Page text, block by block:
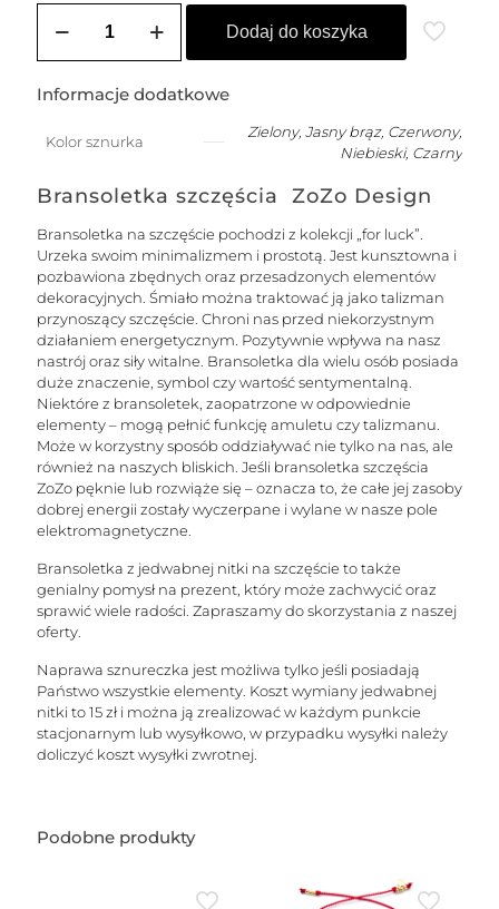
SOLE
na
łańcuszku
nitką
z
kuleczką
-
srebrna
Dodaj do koszyka
Informacje dodatkowe
Kolor sznurka
Zielony, Jasny brąz, Czerwony,
Niebieski, Czarny
Bransoletka szczęścia ZoZo Design
Bransoletka na szczęście pochodzi z kolekcji „for luck”.
Urzeka swoim minimalizmem i prostotą. Jest kunsztowna i
pozbawiona zbędnych oraz przesadzonych elementów
dekoracyjnych. Śmiało można traktować ją jako talizman
przynoszący szczęście. Chroni nas przed niekorzystnym
działaniem energetycznym. Pozytywnie wpływa na nasz
nastrój oraz siły witalne. Bransoletka dla wielu osób posiada
duże znaczenie, symbol czy wartość sentymentalną.
Niektóre z bransoletek, zaopatrzone w odpowiednie
elementy – mogą pełnić funkcję amuletu czy talizmanu.
Może w korzystny sposób oddziaływać nie tylko na nas, ale
również na naszych bliskich. Jeśli bransoletka szczęścia
ZoZo pęknie lub rozwiąże się – oznacza to, że całe jej zasoby
dobrej energii zostały wyczerpane i wylane w nasze pole
elektromagnetyczne.
Bransoletka z jedwabnej nitki na szczęście to także
genialny pomysł na prezent, który może zachwycić oraz
sprawić wiele radości. Zapraszamy do skorzystania z naszej
oferty.
Naprawa sznureczka jest możliwa tylko jeśli posiadają
Państwo wszystkie elementy. Koszt wymiany jedwabnej
nitki to 15 zł i można ją zrealizować w każdym punkcie
stacjonarnym lub wysyłkowo, w przypadku wysyłki należy
doliczyć koszt wysyłki zwrotnej.
Podobne produkty